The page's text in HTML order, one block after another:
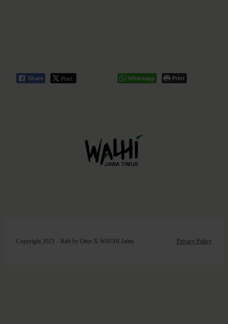
Share Post Whatsapp Print
Copyright 2023 – Raft by Otter X WALHI Jatim Privacy Policy